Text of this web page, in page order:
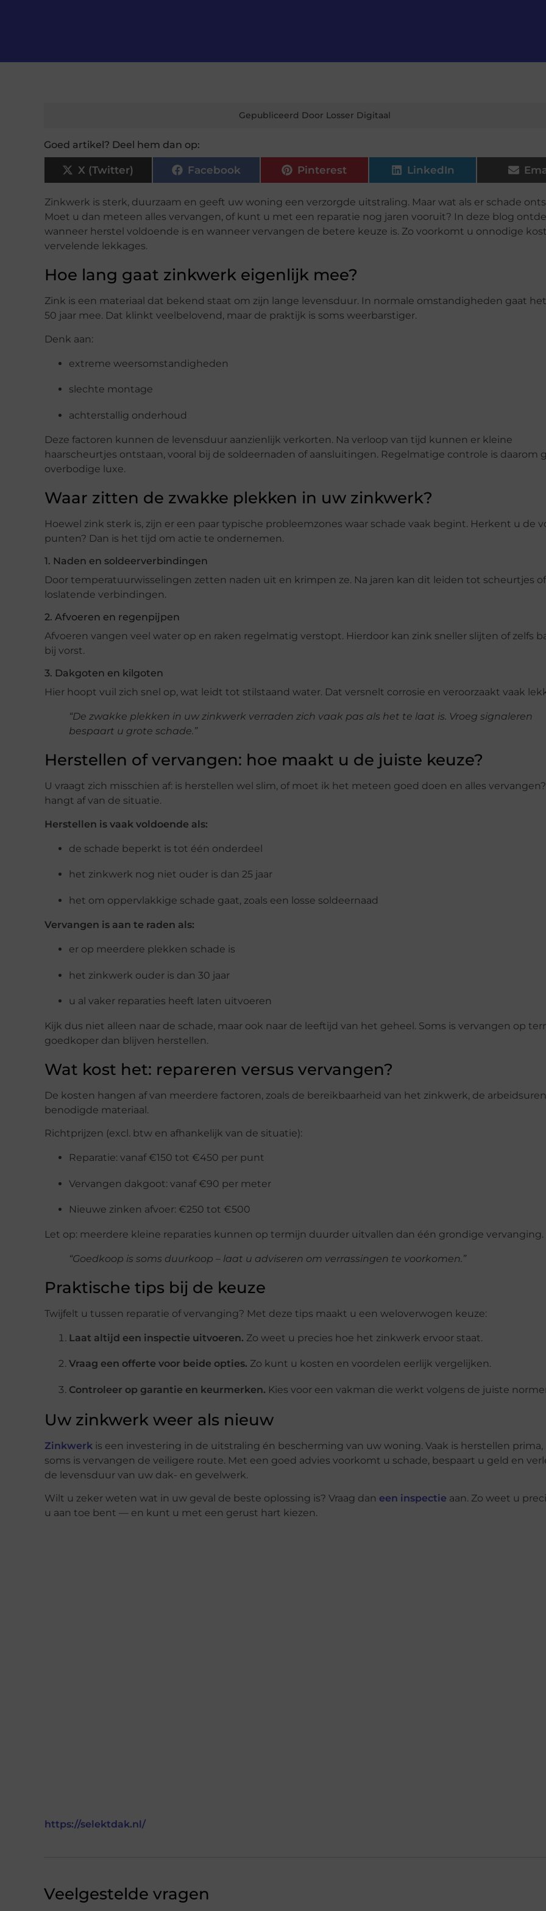
Gepubliceerd Door Losser Digitaal
Goed artikel? Deel hem dan op:
X (Twitter) Facebook Pinterest LinkedIn
Zinkwerk is sterk, duurzaam en geeft uw woning een verzorgde uitstraling. Maar wat als er schade
Moet u dan meteen alles vervangen, of kunt u met een reparatie nog jaren vooruit? In deze blog
wanneer herstel voldoende is en wanneer vervangen de betere keuze is. Zo voorkomt u onnodige
vervelende lekkages.
Hoe lang gaat zinkwerk eigenlijk mee?
Zink is een materiaal dat bekend staat om zijn lange levensduur. In normale omstandigheden gaat
50 jaar mee. Dat klinkt veelbelovend, maar de praktijk is soms weerbarstiger.
Denk aan:
extreme weersomstandigheden
slechte montage
achterstallig onderhoud
Deze factoren kunnen de levensduur aanzienlijk verkorten. Na verloop van tijd kunnen er kleine
haarscheurtjes ontstaan, vooral bij de soldeernaden of aansluitingen. Regelmatige controle is daarom
overbodige luxe.
Waar zitten de zwakke plekken in uw zinkwerk?
Hoewel zink sterk is, zijn er een paar typische probleemzones waar schade vaak begint. Herkent u de
punten? Dan is het tijd om actie te ondernemen.
1. Naden en soldeerverbindingen
Door temperatuurwisselingen zetten naden uit en krimpen ze. Na jaren kan dit leiden tot scheurtjes of
loslatende verbindingen.
2. Afvoeren en regenpijpen
Afvoeren vangen veel water op en raken regelmatig verstopt. Hierdoor kan zink sneller slijten of zelfs
bij vorst.
3. Dakgoten en kilgoten
Hier hoopt vuil zich snel op, wat leidt tot stilstaand water. Dat versnelt corrosie en veroorzaakt vaak
“De zwakke plekken in uw zinkwerk verraden zich vaak pas als het te laat is. Vroeg signaleren
bespaart u grote schade.”
Herstellen of vervangen: hoe maakt u de juiste keuze?
U vraagt zich misschien af: is herstellen wel slim, of moet ik het meteen goed doen en alles
hangt af van de situatie.
Herstellen is vaak voldoende als:
de schade beperkt is tot één onderdeel
het zinkwerk nog niet ouder is dan 25 jaar
het om oppervlakkige schade gaat, zoals een losse soldeernaad
Vervangen is aan te raden als:
er op meerdere plekken schade is
het zinkwerk ouder is dan 30 jaar
u al vaker reparaties heeft laten uitvoeren
Kijk dus niet alleen naar de schade, maar ook naar de leeftijd van het geheel. Soms is vervangen op
goedkoper dan blijven herstellen.
Wat kost het: repareren versus vervangen?
De kosten hangen af van meerdere factoren, zoals de bereikbaarheid van het zinkwerk, de
benodigde materiaal.
Richtprijzen (excl. btw en afhankelijk van de situatie):
Reparatie: vanaf €150 tot €450 per punt
Vervangen dakgoot: vanaf €90 per meter
Nieuwe zinken afvoer: €250 tot €500
Let op: meerdere kleine reparaties kunnen op termijn duurder uitvallen dan één grondige vervanging.
“Goedkoop is soms duurkoop – laat u adviseren om verrassingen te voorkomen.”
Praktische tips bij de keuze
Twijfelt u tussen reparatie of vervanging? Met deze tips maakt u een weloverwogen keuze:
Laat altijd een inspectie uitvoeren. Zo weet u precies hoe het zinkwerk ervoor staat.
Vraag een offerte voor beide opties. Zo kunt u kosten en voordelen eerlijk vergelijken.
Controleer op garantie en keurmerken. Kies voor een vakman die werkt volgens de juiste
Uw zinkwerk weer als nieuw
Zinkwerk is een investering in de uitstraling én bescherming van uw woning. Vaak is herstellen prima,
soms is vervangen de veiligere route. Met een goed advies voorkomt u schade, bespaart u geld en
de levensduur van uw dak- en gevelwerk.
Wilt u zeker weten wat in uw geval de beste oplossing is? Vraag dan een inspectie aan. Zo weet u
u aan toe bent — en kunt u met een gerust hart kiezen.
https://selektdak.nl/
Veelgestelde vragen